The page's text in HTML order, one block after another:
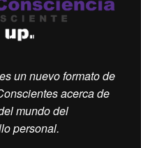
un nuevo formato de
acerca de
mundo del
personal.